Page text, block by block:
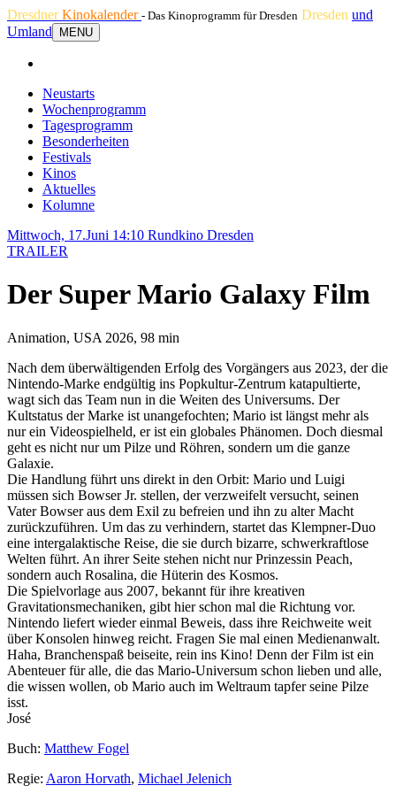
DresdnerKinokalender - Das Kinoprogramm für Dresden Dresden und
Umland
MENU
Neustarts
Wochenprogramm
Tagesprogramm
Besonderheiten
Festivals
Kinos
Aktuelles
Kolumne
Mittwoch, 17.Juni 14:10 Rundkino Dresden
TRAILER
Der Super Mario Galaxy Film
Animation, USA 2026, 98 min
Nach dem überwältigenden Erfolg des Vorgängers aus 2023, der die
Nintendo-Marke endgültig ins Popkultur-Zentrum katapultierte,
wagt sich das Team nun in die Weiten des Universums. Der
Kultstatus der Marke ist unangefochten; Mario ist längst mehr als
nur ein Videospielheld, er ist ein globales Phänomen. Doch diesmal
geht es nicht nur um Pilze und Röhren, sondern um die ganze
Galaxie.
Die Handlung führt uns direkt in den Orbit: Mario und Luigi
müssen sich Bowser Jr. stellen, der verzweifelt versucht, seinen
Vater Bowser aus dem Exil zu befreien und ihn zu alter Macht
zurückzuführen. Um das zu verhindern, startet das Klempner-Duo
eine intergalaktische Reise, die sie durch bizarre, schwerkraftlose
Welten führt. An ihrer Seite stehen nicht nur Prinzessin Peach,
sondern auch Rosalina, die Hüterin des Kosmos.
Die Spielvorlage aus 2007, bekannt für ihre kreativen
Gravitationsmechaniken, gibt hier schon mal die Richtung vor.
Nintendo liefert wieder einmal Beweis, dass ihre Reichweite weit
über Konsolen hinweg reicht. Fragen Sie mal einen Medienanwalt.
Haha, Branchenspaß beiseite, rein ins Kino! Denn der Film ist ein
Abenteuer für alle, die das Mario-Universum schon lieben und alle,
die wissen wollen, ob Mario auch im Weltraum tapfer seine Pilze
isst.
José
Buch: Matthew Fogel
Regie: Aaron Horvath, Michael Jelenich